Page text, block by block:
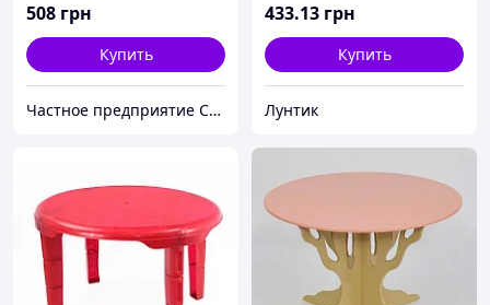
508 грн
Купить
Частное предприятие София Мед
433.13 грн
Купить
Лунтик